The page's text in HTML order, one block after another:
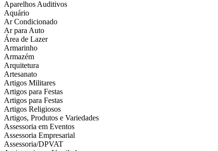
Aparelhos Auditivos
Aquário
Ar Condicionado
Ar para Auto
Área de Lazer
Armarinho
Armazém
Arquitetura
Artesanato
Artigos Militares
Artigos para Festas
Artigos para Festas
Artigos Religiosos
Artigos, Produtos e Variedades
Assessoria em Eventos
Assessoria Empresarial
Assessoria/DPVAT